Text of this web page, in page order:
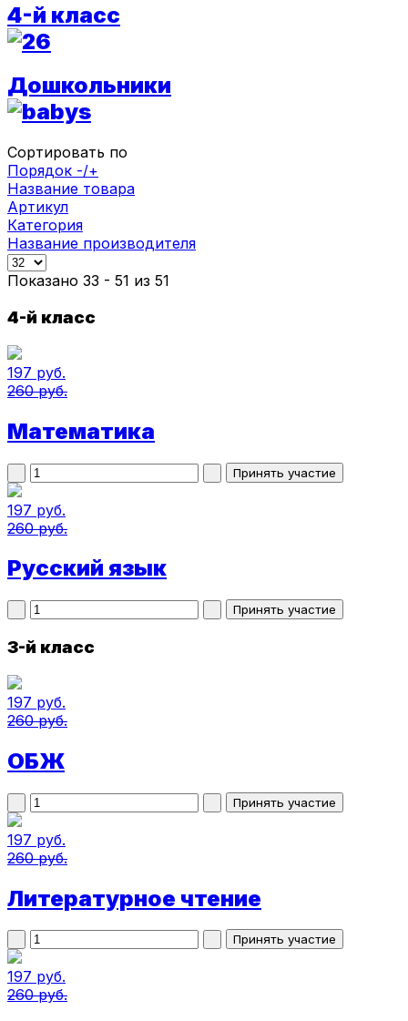
4-й класс
Дошкольники
Сортировать по
Порядок -/+
Название товара
Артикул
Категория
Название производителя
Показано 33 - 51 из 51
4-й класс
197 руб.
260 руб.
Математика
197 руб.
260 руб.
Русский язык
3-й класс
197 руб.
260 руб.
ОБЖ
197 руб.
260 руб.
Литературное чтение
197 руб.
260 руб.